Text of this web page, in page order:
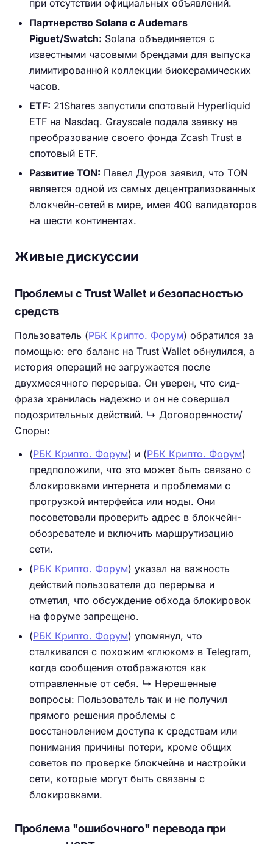
при отсутствии официальных объявлений.
Партнерство Solana с Audemars
Piguet/Swatch: Solana объединяется с
известными часовыми брендами для выпуска
лимитированной коллекции биокерамических
часов.
ETF: 21Shares запустили спотовый Hyperliquid
ETF на Nasdaq. Grayscale подала заявку на
преобразование своего фонда Zcash Trust в
спотовый ETF.
Развитие TON: Павел Дуров заявил, что TON
является одной из самых децентрализованных
блокчейн-сетей в мире, имея 400 валидаторов
на шести континентах.
Живые дискуссии
Проблемы с Trust Wallet и безопасностью
средств
Пользователь (РБК Крипто. Форум) обратился за
помощью: его баланс на Trust Wallet обнулился, а
история операций не загружается после
двухмесячного перерыва. Он уверен, что сид-
фраза хранилась надежно и он не совершал
подозрительных действий. ↳ Договоренности/
Споры:
(РБК Крипто. Форум) и (РБК Крипто. Форум)
предположили, что это может быть связано с
блокировками интернета и проблемами с
прогрузкой интерфейса или ноды. Они
посоветовали проверить адрес в блокчейн-
обозревателе и включить маршрутизацию
сети.
(РБК Крипто. Форум) указал на важность
действий пользователя до перерыва и
отметил, что обсуждение обхода блокировок
на форуме запрещено.
(РБК Крипто. Форум) упомянул, что
сталкивался с похожим «глюком» в Telegram,
когда сообщения отображаются как
отправленные от себя. ↳ Нерешенные
вопросы: Пользователь так и не получил
прямого решения проблемы с
восстановлением доступа к средствам или
понимания причины потери, кроме общих
советов по проверке блокчейна и настройки
сети, которые могут быть связаны с
блокировками.
Проблема "ошибочного" перевода при